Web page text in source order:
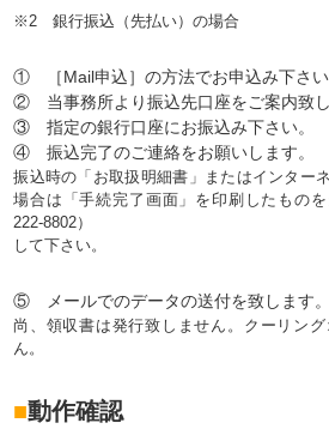
※2 銀行振込（先払い）の場合
① ［Mail申込］の方法でお申込み下さい
② 当事務所より振込先口座をご案内致し
③ 指定の銀行口座にお振込み下さい。
④ 振込完了のご連絡をお願いします。
振込時の「お取扱明細書」またはインター
場合は「手続完了画面」を印刷したもの
222-8802）
して下さい。
⑤ メールでのデータの送付を致します。
尚、領収書は発行致しません。クーリン
ん。
■動作確認